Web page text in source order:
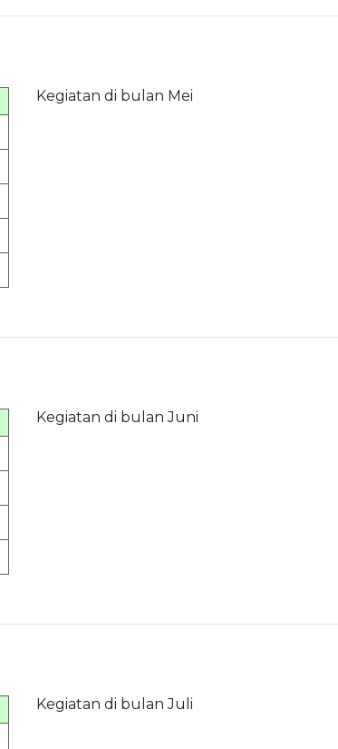
Kegiatan di bulan Mei
Kegiatan di bulan Juni
Kegiatan di bulan Juli